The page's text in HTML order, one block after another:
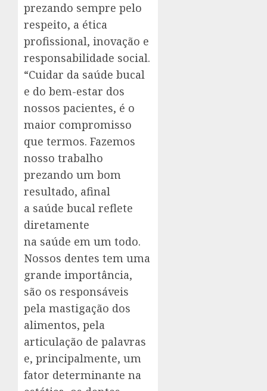
prezando sempre pelo
respeito, a ética
profissional, inovação e
responsabilidade social.
“Cuidar da saúde bucal
e do bem-estar dos
nossos pacientes, é o
maior compromisso
que termos. Fazemos
nosso trabalho
prezando um bom
resultado, afinal
a saúde bucal reflete
diretamente
na saúde em um todo.
Nossos dentes tem uma
grande importância,
são os responsáveis
pela mastigação dos
alimentos, pela
articulação de palavras
e, principalmente, um
fator determinante na